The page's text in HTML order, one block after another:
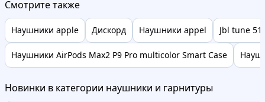
Смотрите также
Наушники apple Дискорд Наушники appel Jbl tune
Наушники AirPods Max2 P9 Pro multicolor Smart Case
Новинки в категории наушники и гарнитуры